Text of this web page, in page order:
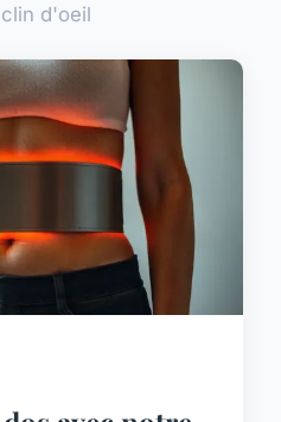
d'oeil